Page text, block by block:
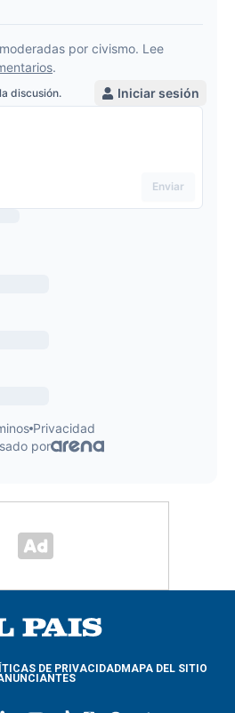
DE PRIVACIDADMAPA DEL SITIO